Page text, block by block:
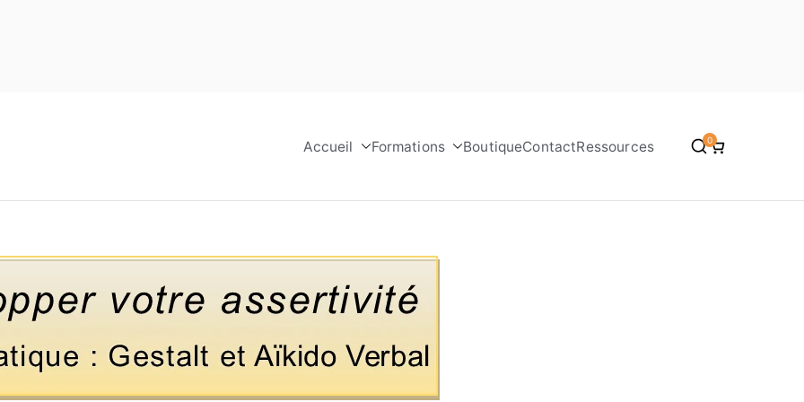
Accueil Formations BoutiqueContactRessources 0